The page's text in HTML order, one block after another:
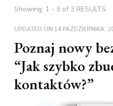
Showing: 1 - 3 of 3 RESULTS
UPDATED ON 14 PAŹDZIERNIKA,
Poznaj nowy
“Jak szybko
kontaktów?”